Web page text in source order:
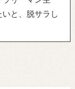
と、脱サラし